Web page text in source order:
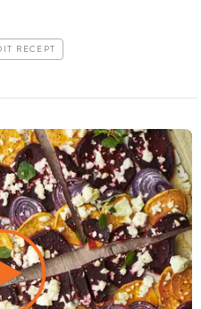
RECEPT